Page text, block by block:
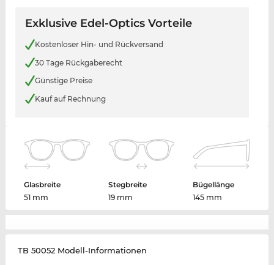
Exklusive Edel-Optics Vorteile
Kostenloser Hin- und Rückversand
30 Tage Rückgaberecht
Günstige Preise
Kauf auf Rechnung
Glasbreite
51 mm
Stegbreite
19 mm
Bügellänge
145 mm
TB 50052 Modell-Informationen